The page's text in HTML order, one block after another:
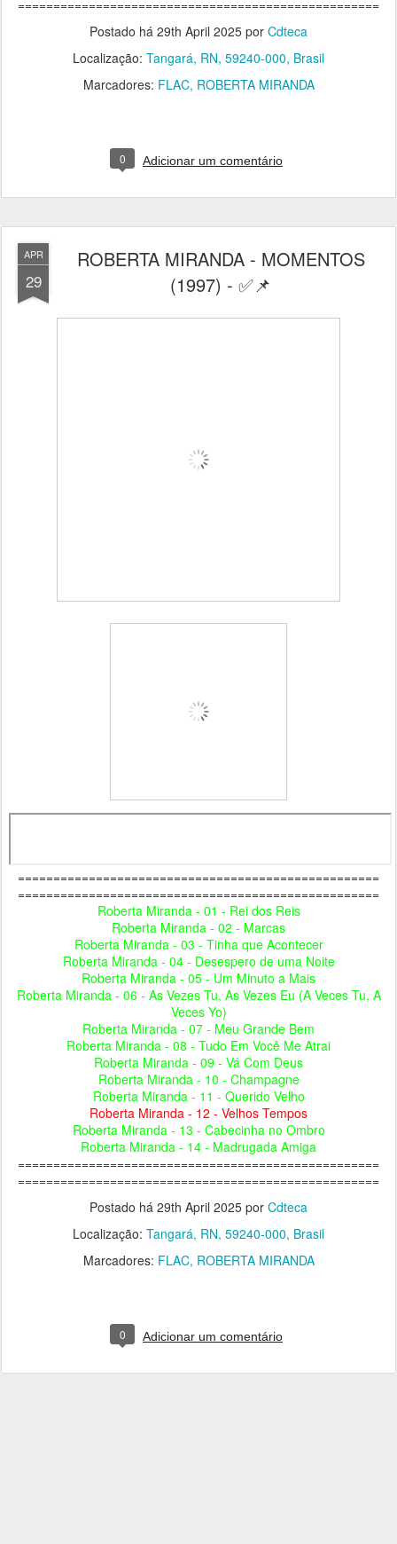
===================================================
Postado há 29th April 2025 por Cdteca
Localização: Tangará, RN, 59240-000, Brasil
Marcadores: FLAC ROBERTA MIRANDA
0 Adicionar um comentário
APR
29
ROBERTA MIRANDA - MOMENTOS
(1997) - ✅📌
===================================================
===================================================
Roberta Miranda - 01 - Rei dos Reis
Roberta Miranda - 02 - Marcas
Roberta Miranda - 03 - Tinha que Acontecer
Roberta Miranda - 04 - Desespero de uma Noite
Roberta Miranda - 05 - Um Minuto a Mais
Roberta Miranda - 06 - As Vezes Tu, As Vezes Eu (A Veces Tu, A
Veces Yo)
Roberta Miranda - 07 - Meu Grande Bem
Roberta Miranda - 08 - Tudo Em Você Me Atrai
Roberta Miranda - 09 - Vá Com Deus
Roberta Miranda - 10 - Champagne
Roberta Miranda - 11 - Querido Velho
Roberta Miranda - 12 - Velhos Tempos
Roberta Miranda - 13 - Cabecinha no Ombro
Roberta Miranda - 14 - Madrugada Amiga
===================================================
===================================================
Postado há 29th April 2025 por Cdteca
Localização: Tangará, RN, 59240-000, Brasil
Marcadores: FLAC ROBERTA MIRANDA
0 Adicionar um comentário